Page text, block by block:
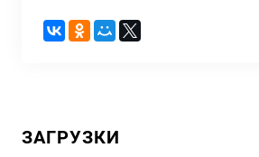
ЗАГРУЗКИ